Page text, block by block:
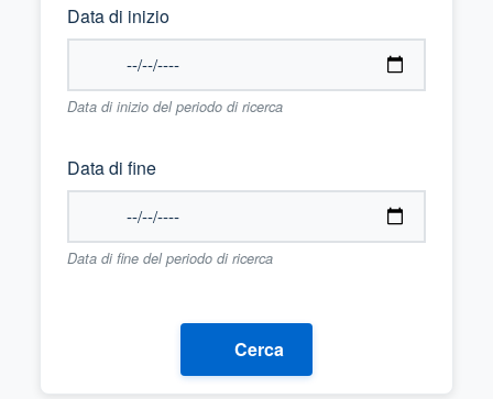
Data di inizio
Data di inizio del periodo di ricerca
Data di fine
Data di fine del periodo di ricerca
Cerca